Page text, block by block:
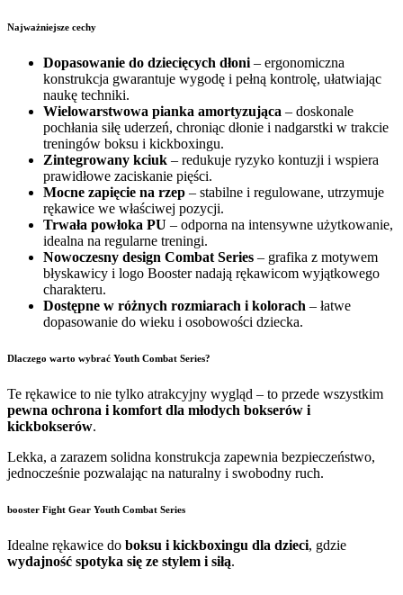
Najważniejsze cechy
Dopasowanie do dziecięcych dłoni– ergonomiczna
konstrukcja gwarantuje wygodę i pełną kontrolę, ułatwiając
naukę techniki.
Wielowarstwowa pianka amortyzująca – doskonale
pochłania siłę uderzeń, chroniąc dłonie i nadgarstki w trakcie
treningów boksu i kickboxingu.
Zintegrowany kciuk – redukuje ryzyko kontuzji i wspiera
prawidłowe zaciskanie pięści.
Mocne zapięcie na rzep – stabilne i regulowane, utrzymuje
rękawice we właściwej pozycji.
Trwała powłoka PU – odporna na intensywne użytkowanie,
idealna na regularne treningi.
Nowoczesny design Combat Series – grafika z motywem
błyskawicy i logo Booster nadają rękawicom wyjątkowego
charakteru.
Dostępne w różnych rozmiarach i kolorach – łatwe
dopasowanie do wieku i osobowości dziecka.
Dlaczego warto wybrać Youth Combat Series?
Te rękawice to nie tylko atrakcyjny wygląd – to przede wszystkim
pewna ochrona i komfort dla młodych bokserów i
kickbokserów.
Lekka, a zarazem solidna konstrukcja zapewnia bezpieczeństwo,
jednocześnie pozwalając na naturalny i swobodny ruch.
booster Fight Gear Youth Combat Series
Idealne rękawice do boksu i kickboxingu dla dzieci, gdzie
wydajność spotyka się ze stylem i siłą.